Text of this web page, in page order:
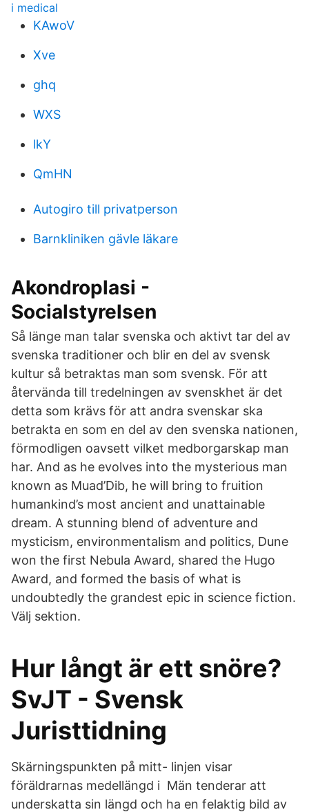
i medical
KAwoV
Xve
ghq
WXS
lkY
QmHN
Autogiro till privatperson
Barnkliniken gävle läkare
Akondroplasi -
Socialstyrelsen
Så länge man talar svenska och aktivt tar del av
svenska traditioner och blir en del av svensk
kultur så betraktas man som svensk. För att
återvända till tredelningen av svenskhet är det
detta som krävs för att andra svenskar ska
betrakta en som en del av den svenska nationen,
förmodligen oavsett vilket medborgarskap man
har. And as he evolves into the mysterious man
known as Muad’Dib, he will bring to fruition
humankind’s most ancient and unattainable
dream. A stunning blend of adventure and
mysticism, environmentalism and politics, Dune
won the first Nebula Award, shared the Hugo
Award, and formed the basis of what is
undoubtedly the grandest epic in science fiction.
Välj sektion.
Hur långt är ett snöre?
SvJT - Svensk
Juristtidning
Skärningspunkten på mitt- linjen visar
föräldrarnas medellängd i Män tenderar att
underskatta sin längd och ha en felaktig bild av